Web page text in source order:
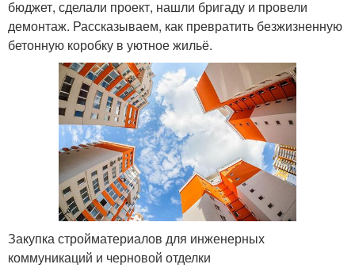
бюджет, сделали проект, нашли бригаду и провели
демонтаж. Рассказываем, как превратить безжизненную
бетонную коробку в уютное жильё.
Закупка стройматериалов для инженерных
коммуникаций и черновой отделки